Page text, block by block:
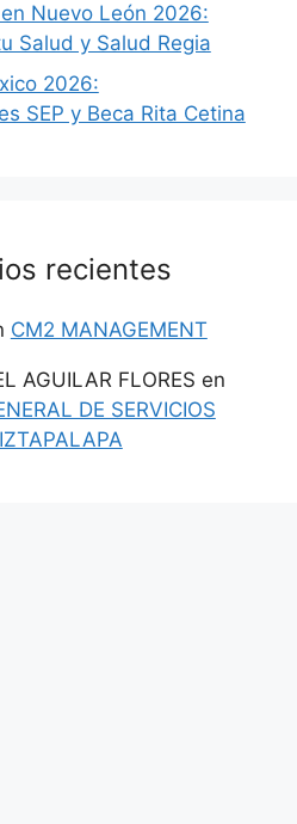
Nuevo León 2026:
Salud y Salud Regia
2026:
SEP y Beca Rita Cetina
recientes
CM2 MANAGEMENT
AGUILAR FLORES en
DE SERVICIOS